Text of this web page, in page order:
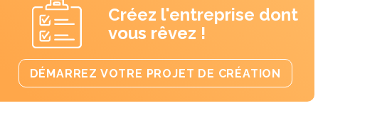
Créez l'entreprise dont
vous rêvez !
DÉMARREZ VOTRE PROJET DE CRÉATION